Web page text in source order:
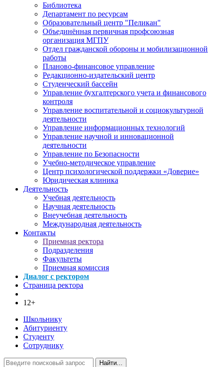
Библиотека
Департамент по ресурсам
Образовательный центр "Пеликан"
Объединённая первичная профсоюзная
организация МГПУ
Отдел гражданской обороны и мобилизационной
работы
Планово-финансовое управление
Редакционно-издательский центр
Студенческий бассейн
Управление бухгалтерского учета и финансового
контроля
Управление воспитательной и социокультурной
деятельности
Управление информационных технологий
Управление научной и инновационной
деятельности
Управление по Безопасности
Учебно-методическое управление
Центр психологической поддержки «Доверие»
Юридическая клиника
Деятельность
Учебная деятельность
Научная деятельность
Внеучебная деятельность
Международная деятельность
Контакты
Приемная ректора
Подразделения
Факультеты
Приемная комиссия
Диалог с ректором
Страница ректора
12+
Школьнику
Абитуриенту
Студенту
Сотруднику
Найти...